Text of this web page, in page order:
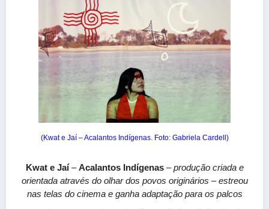
(Kwat e Jaí – Acalantos Indígenas. Foto: Gabriela Cardell)
Kwat e Jaí –Acalantos Indígenas–produção criada e
orientada através do olhar dos povos originários – estreou
nas telas do cinema e ganha adaptação para os palcos